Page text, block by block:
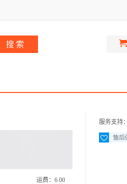
运费： 6.00
服务支持：